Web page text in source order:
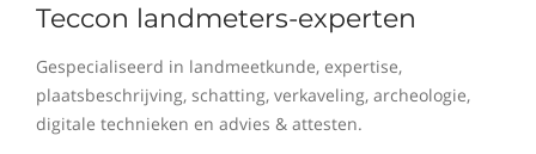
Teccon landmeters-experten
Gespecialiseerd in landmeetkunde, expertise,
plaatsbeschrijving, schatting, verkaveling, archeologie,
digitale technieken en advies & attesten.